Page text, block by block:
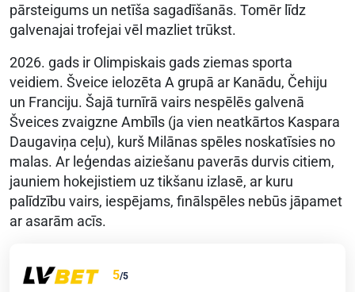
pārsteigums un netīša sagadīšanās. Tomēr līdz
galvenajai trofejai vēl mazliet trūkst.
2026. gads ir Olimpiskais gads ziemas sporta
veidiem. Šveice ielozēta A grupā ar Kanādu, Čehiju
un Franciju. Šajā turnīrā vairs nespēlēs galvenā
Šveices zvaigzne Ambīls (ja vien neatkārtos Kaspara
Daugaviņa ceļu), kurš Milānas spēles noskatīsies no
malas. Ar leģendas aiziešanu paverās durvis citiem,
jauniem hokejistiem uz tikšanu izlasē, ar kuru
palīdzību vairs, iespējams, finālspēles nebūs jāpamet
ar asarām acīs.
5/5